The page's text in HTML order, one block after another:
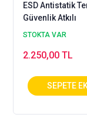
ESD Antistatik
Güvenlik Atkılı
STOKTA VAR
2.250,00 TL